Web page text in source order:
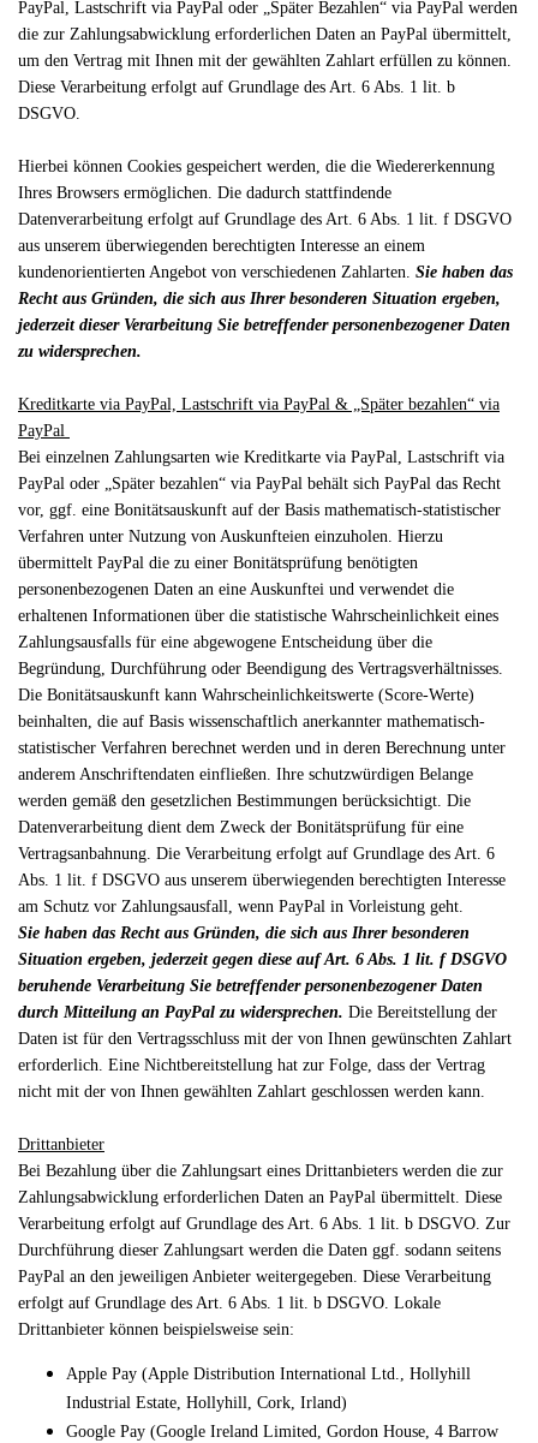
PayPal, Lastschrift via PayPal oder „Später Bezahlen“ via PayPal werden
die zur Zahlungsabwicklung erforderlichen Daten an PayPal übermittelt,
um den Vertrag mit Ihnen mit der gewählten Zahlart erfüllen zu können.
Diese Verarbeitung erfolgt auf Grundlage des Art. 6 Abs. 1 lit. b
DSGVO.
Hierbei können Cookies gespeichert werden, die die Wiedererkennung
Ihres Browsers ermöglichen. Die dadurch stattfindende
Datenverarbeitung erfolgt auf Grundlage des Art. 6 Abs. 1 lit. f DSGVO
aus unserem überwiegenden berechtigten Interesse an einem
kundenorientierten Angebot von verschiedenen Zahlarten. Sie haben das
Recht aus Gründen, die sich aus Ihrer besonderen Situation ergeben,
jederzeit dieser Verarbeitung Sie betreffender personenbezogener Daten
zu widersprechen.
Kreditkarte via PayPal, Lastschrift via PayPal & „Später bezahlen“ via
PayPal
Bei einzelnen Zahlungsarten wie Kreditkarte via PayPal, Lastschrift via
PayPal oder „Später bezahlen“ via PayPal behält sich PayPal das Recht
vor, ggf. eine Bonitätsauskunft auf der Basis mathematisch-statistischer
Verfahren unter Nutzung von Auskunfteien einzuholen. Hierzu
übermittelt PayPal die zu einer Bonitätsprüfung benötigten
personenbezogenen Daten an eine Auskunftei und verwendet die
erhaltenen Informationen über die statistische Wahrscheinlichkeit eines
Zahlungsausfalls für eine abgewogene Entscheidung über die
Begründung, Durchführung oder Beendigung des Vertragsverhältnisses.
Die Bonitätsauskunft kann Wahrscheinlichkeitswerte (Score-Werte)
beinhalten, die auf Basis wissenschaftlich anerkannter mathematisch-
statistischer Verfahren berechnet werden und in deren Berechnung unter
anderem Anschriftendaten einfließen. Ihre schutzwürdigen Belange
werden gemäß den gesetzlichen Bestimmungen berücksichtigt. Die
Datenverarbeitung dient dem Zweck der Bonitätsprüfung für eine
Vertragsanbahnung. Die Verarbeitung erfolgt auf Grundlage des Art. 6
Abs. 1 lit. f DSGVO aus unserem überwiegenden berechtigten Interesse
am Schutz vor Zahlungsausfall, wenn PayPal in Vorleistung geht.
Sie haben das Recht aus Gründen, die sich aus Ihrer besonderen
Situation ergeben, jederzeit gegen diese auf Art. 6 Abs. 1 lit. f DSGVO
beruhende Verarbeitung Sie betreffender personenbezogener Daten
durch Mitteilung an PayPal zu widersprechen. Die Bereitstellung der
Daten ist für den Vertragsschluss mit der von Ihnen gewünschten Zahlart
erforderlich. Eine Nichtbereitstellung hat zur Folge, dass der Vertrag
nicht mit der von Ihnen gewählten Zahlart geschlossen werden kann.
Drittanbieter
Bei Bezahlung über die Zahlungsart eines Drittanbieters werden die zur
Zahlungsabwicklung erforderlichen Daten an PayPal übermittelt. Diese
Verarbeitung erfolgt auf Grundlage des Art. 6 Abs. 1 lit. b DSGVO. Zur
Durchführung dieser Zahlungsart werden die Daten ggf. sodann seitens
PayPal an den jeweiligen Anbieter weitergegeben. Diese Verarbeitung
erfolgt auf Grundlage des Art. 6 Abs. 1 lit. b DSGVO. Lokale
Drittanbieter können beispielsweise sein:
Apple Pay (Apple Distribution International Ltd., Hollyhill
Industrial Estate, Hollyhill, Cork, Irland)
Google Pay (Google Ireland Limited, Gordon House, 4 Barrow